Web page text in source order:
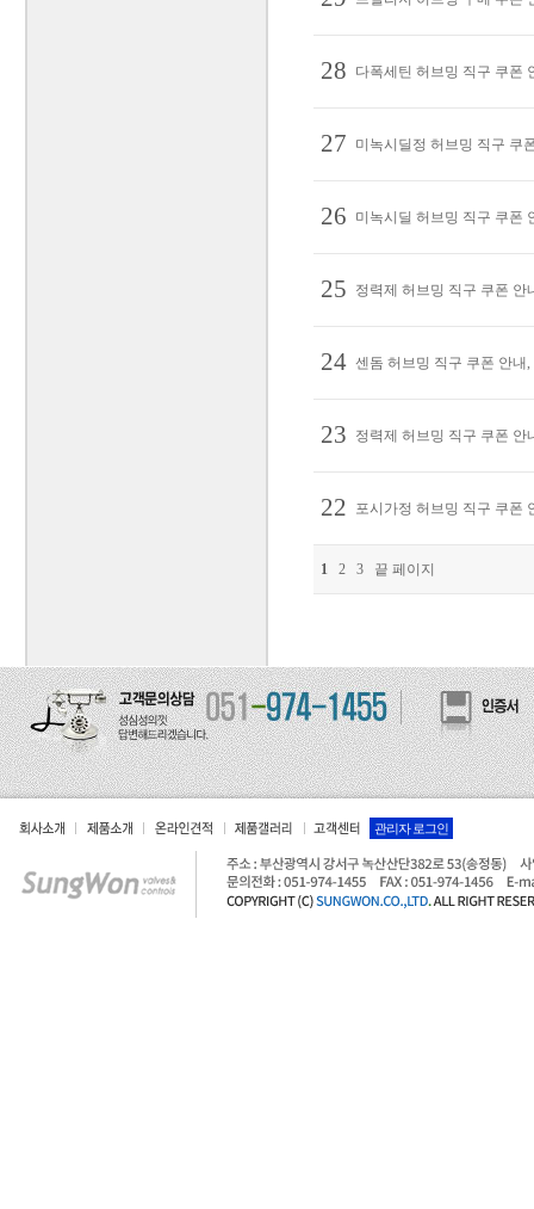
28 다폭세틴 허브밍 직구 쿠폰
27 미녹시딜정 허브밍 직구 쿠
26 미녹시딜 허브밍 직구 쿠폰
25 정력제 허브밍 직구 쿠폰 안
24 센돔 허브밍 직구 쿠폰 안내
23 정력제 허브밍 직구 쿠폰 안
22 포시가정 허브밍 직구 쿠폰
1 2 3 끝 페이지
관리자 로그인